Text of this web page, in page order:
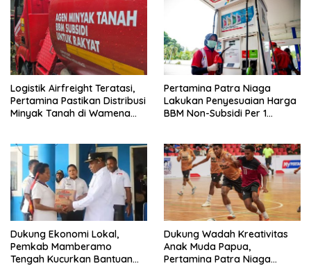
Logistik Airfreight Teratasi,
Pertamina Pastikan Distribusi
Minyak Tanah di Wamena
Pertamina Patra Niaga
Lakukan Penyesuaian Harga
BBM Non-Subsidi Per 1
Dukung Ekonomi Lokal,
Pemkab Mamberamo
Tengah Kucurkan Bantuan
Dukung Wadah Kreativitas
Anak Muda Papua,
Pertamina Patra Niaga